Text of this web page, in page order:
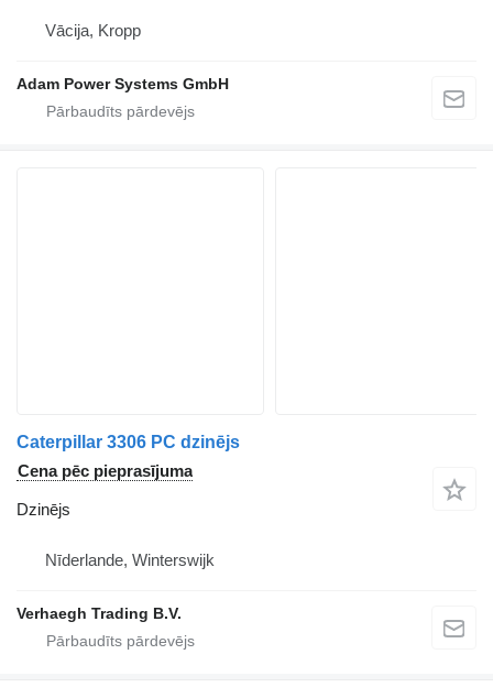
Vācija, Kropp
Adam Power Systems GmbH
Caterpillar 3306 PC dzinējs
Cena pēc pieprasījuma
Dzinējs
Nīderlande, Winterswijk
Verhaegh Trading B.V.